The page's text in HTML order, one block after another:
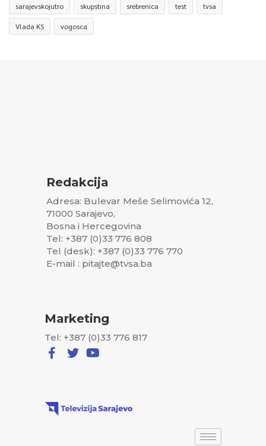
sarajevskojutro skupstina srebrenica test tvsa
Vlada KS vogosca
Redakcija
Adresa: Bulevar Meše Selimovića 12,
71000 Sarajevo,
Bosna i Hercegovina
Tel: +387 (0)33 776 808
Tel (desk): +387 (0)33 776 770
E-mail : pitajte@tvsa.ba
Marketing
Tel: +387 (0)33 776 817